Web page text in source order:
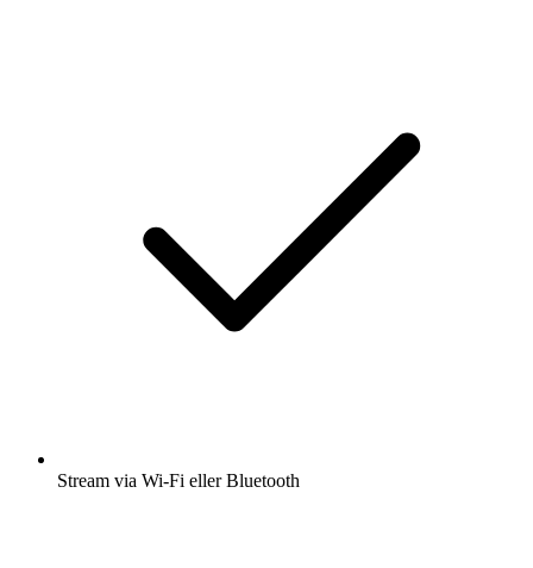
Stream via Wi-Fi eller Bluetooth